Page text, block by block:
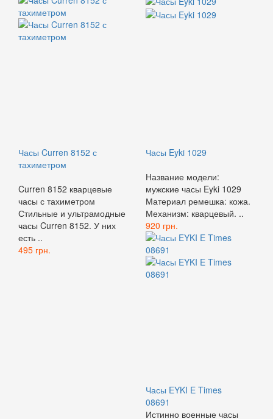
Часы Curren 8152 с
тахиметром
Curren 8152 кварцевые
часы с тахиметром
Стильные и ультрамодные
часы Curren 8152. У них
есть ..
495 грн.
Часы Eyki 1029
Название модели:
мужские часы Eyki 1029
Материал ремешка: кожа.
Механизм: кварцевый. ..
920 грн.
Часы EYKI E Times
08691
Истинно военные часы